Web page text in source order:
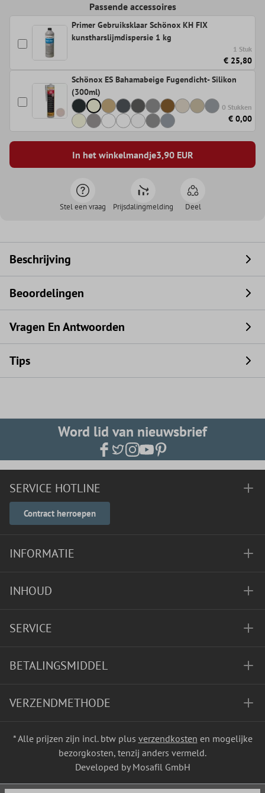
Passende accessoires
Primer Gebruiksklaar Schönox KH FIX
kunstharslijmdispersie 1 kg
1 Stuk
€ 25,80
Schönox ES Bahamabeige Fugendicht- Silikon
(300ml)
0 Stukken
€ 0,00
In het winkelmandje3,90EUR
Stel een vraag Prijsdalingmelding Deel
Beschrijving
Beoordelingen
Vragen En Antwoorden
Tips
Word lid van nieuwsbrief
SERVICE HOTLINE
Contract herroepen
INFORMATIE
INHOUD
SERVICE
BETALINGSMIDDEL
VERZENDMETHODE
* Alle prijzen zijn incl. btw plus verzendkosten en mogelijke
bezorgkosten, tenzij anders vermeld.
Developed by Mosafil GmbH